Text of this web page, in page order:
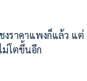
งราคาแพงก็แล้ว แต่
ม่โตขึ้นอีก